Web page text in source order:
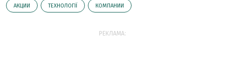
АКЦИИ ТЕХНОЛОГІЇ КОМПАНИИ
РЕКЛАМА: